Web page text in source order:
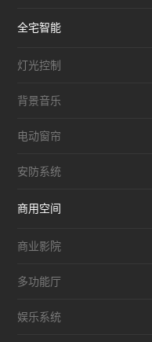
全宅智能
灯光控制
背景音乐
电动窗帘
安防系统
商用空间
商业影院
多功能厅
娱乐系统